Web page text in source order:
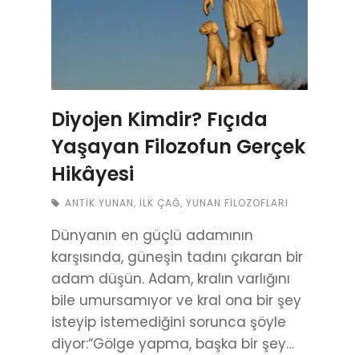
Diyojen Kimdir? Fıçıda
Yaşayan Filozofun Gerçek
Hikâyesi
ANTIK YUNAN, İLK ÇAĞ, YUNAN FILOZOFLARI
Dünyanın en güçlü adamının
karşısında, güneşin tadını çıkaran bir
adam düşün. Adam, kralın varlığını
bile umursamıyor ve kral ona bir şey
isteyip istemediğini sorunca şöyle
diyor:“Gölge yapma, başka bir şey…